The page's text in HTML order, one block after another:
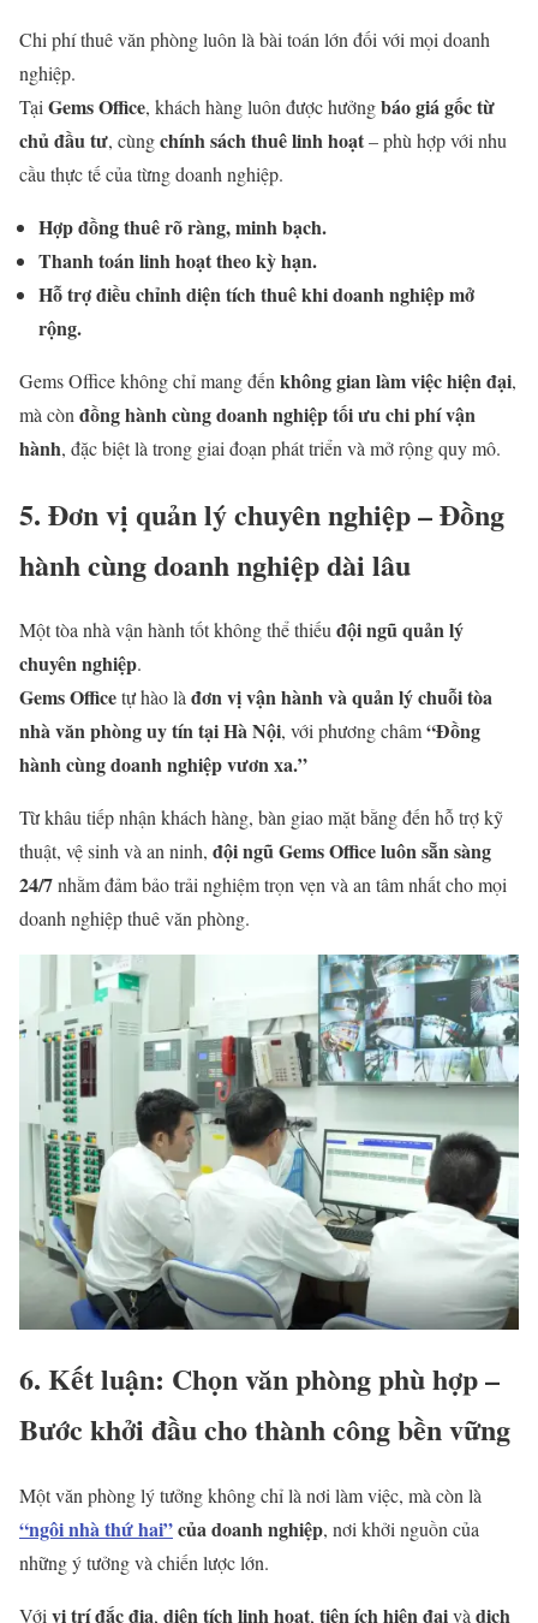
Chi phí thuê văn phòng luôn là bài toán lớn đối với mọi doanh
nghiệp.
Tại Gems Office, khách hàng luôn được hưởngbáo giá gốc từ
chủ đầu tư, cùngchính sách thuê linh hoạt– phù hợp với nhu
cầu thực tế của từng doanh nghiệp.
Hợp đồng thuê rõ ràng, minh bạch.
Thanh toán linh hoạt theo kỳ hạn.
Hỗ trợ điều chỉnh diện tích thuê khi doanh nghiệp mở
rộng.
Gems Office không chỉ mang đến không gian làm việc hiện đại,
mà còn đồng hành cùng doanh nghiệp tối ưu chi phí vận
hành, đặc biệt là trong giai đoạn phát triển và mở rộng quy mô.
5. Đơn vị quản lý chuyên nghiệp – Đồng
hành cùng doanh nghiệp dài lâu
Một tòa nhà vận hành tốt không thể thiếuđội ngũ quản lý
chuyên nghiệp.
Gems Officetự hào làđơn vị vận hành và quản lý chuỗi tòa
nhà văn phòng uy tín tại Hà Nội, với phương châm“Đồng
hành cùng doanh nghiệp vươn xa.”
Từ khâu tiếp nhận khách hàng, bàn giao mặt bằng đến hỗ trợ kỹ
thuật, vệ sinh và an ninh, đội ngũ Gems Office luôn sẵn sàng
24/7nhằm đảm bảo trải nghiệm trọn vẹn và an tâm nhất cho mọi
doanh nghiệp thuê văn phòng.
6. Kết luận: Chọn văn phòng phù hợp –
Bước khởi đầu cho thành công bền vững
Một văn phòng lý tưởng không chỉ là nơi làm việc, mà còn là
“ngôi nhà thứ hai”của doanh nghiệp, nơi khởi nguồn của
những ý tưởng và chiến lược lớn.
Vớivị trí đắc địa, diện tích linh hoạt, tiện ích hiện đạivàdịch